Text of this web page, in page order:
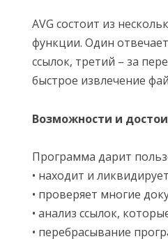
AVG состоит из
функции. Один
ссылок, третий – за
быстрое извлечение
Возможности и
Программа дарит
• находит и
• проверяет многие
• анализ ссылок,
• перебрасывание